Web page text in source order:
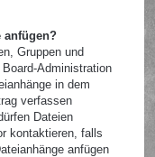
anfügen?
Gruppen und
Administration
in dem
verfassen
Dateien
kontaktieren, falls
anfügen